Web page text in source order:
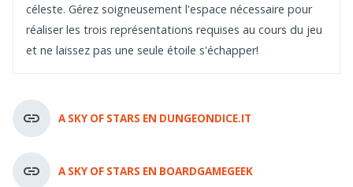
céleste. Gérez soigneusement l'espace nécessaire pour
réaliser les trois représentations requises au cours du jeu
et ne laissez pas une seule étoile s'échapper!
A SKY OF STARS EN DUNGEONDICE.IT
A SKY OF STARS EN BOARDGAMEGEEK